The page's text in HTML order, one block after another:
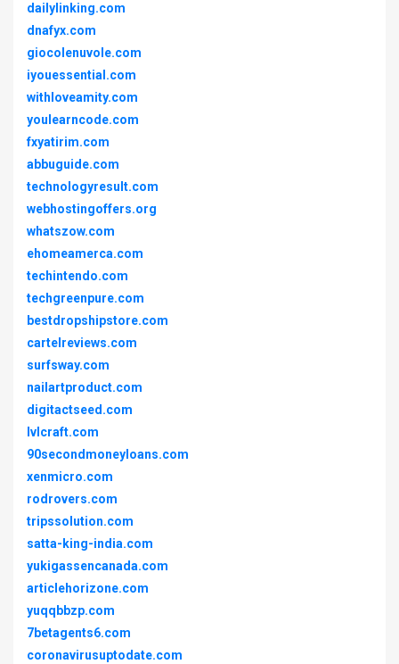
dailylinking.com
dnafyx.com
giocolenuvole.com
iyouessential.com
withloveamity.com
youlearncode.com
fxyatirim.com
abbuguide.com
technologyresult.com
webhostingoffers.org
whatszow.com
ehomeamerca.com
techintendo.com
techgreenpure.com
bestdropshipstore.com
cartelreviews.com
surfsway.com
nailartproduct.com
digitactseed.com
lvlcraft.com
90secondmoneyloans.com
xenmicro.com
rodrovers.com
tripssolution.com
satta-king-india.com
yukigassencanada.com
articlehorizone.com
yuqqbbzp.com
7betagents6.com
coronavirusuptodate.com